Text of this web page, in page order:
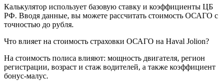
Калькулятор использует базовую ставку и коэффициенты ЦБ
РФ. Вводя данные, вы можете рассчитать стоимость ОСАГО с
точностью до рубля.
Что влияет на стоимость страховки ОСАГО на Haval Jolion?
На стоимость полиса влияют: мощность двигателя, регион
регистрации, возраст и стаж водителей, а также коэффициент
бонус-малус.